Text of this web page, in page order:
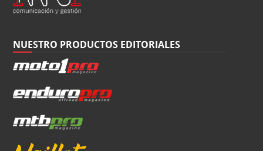
NUESTRO PRODUCTOS EDITORIALES